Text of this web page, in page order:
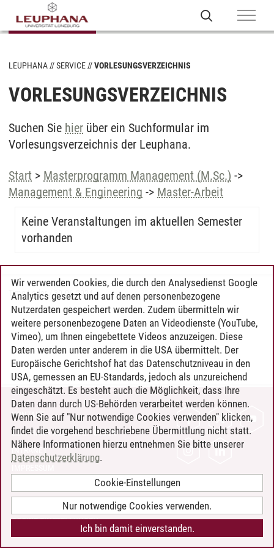
LEUPHANA SERVICE VORLESUNGSVERZEICHNIS
VORLESUNGSVERZEICHNIS
Suchen Sie hier über ein Suchformular im
Vorlesungsverzeichnis der Leuphana.
Start > Masterprogramm Management (M.Sc.) ->
Management & Engineering -> Master-Arbeit
Keine Veranstaltungen im aktuellen Semester
vorhanden
Timo Leder/30.06.2024
KONTAKT
LEUPHANA ALS ARBEITGEBER
INTRANET
BARRIEREFREIHEIT
COOKIE-EINSTELLUNGEN
Wir verwenden Cookies, die durch den Analysedienst Google
Analytics gesetzt und auf denen personenbezogene
Nutzerdaten gespeichert werden. Zudem übermitteln wir
weitere personenbezogene Daten an Videodienste (YouTube,
Vimeo), um Ihnen eingebettete Videos anzuzeigen. Diese
Daten werden unter anderem in die USA übermittelt. Der
Europäische Gerichtshof hat das Datenschutzniveau in den
USA, gemessen an EU-Standards, jedoch als unzureichend
eingeschätzt. Es besteht auch die Möglichkeit, dass Ihre
Daten dann durch US-Behörden verarbeitet werden können.
Wenn Sie auf "Nur notwendige Cookies verwenden" klicken,
findet die vorgehend beschriebene Übermittlung nicht statt.
Nähere Informationen hierzu entnehmen Sie bitte unserer
Datenschutzerklärung.
Cookie-Einstellungen
Nur notwendige Cookies verwenden.
Ich bin damit einverstanden.